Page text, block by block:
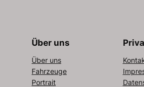
Über uns
Über uns
Fahrzeuge
Portrait